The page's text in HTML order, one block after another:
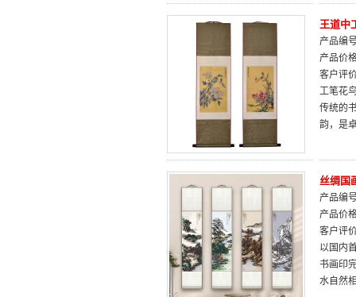
王道中
产品编
产品价
客户评
工笔花
传统的
韵，是
丝绸国
产品编
产品价
客户评
以国内
书画印
水自然